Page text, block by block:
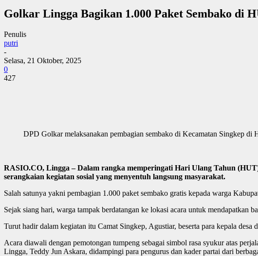
Golkar Lingga Bagikan 1.000 Paket Sembako di
Penulis
putri
-
Selasa, 21 Oktober, 2025
0
427
DPD Golkar melaksanakan pembagian sembako di Kecamatan Singkep
RASIO.CO, Lingga – Dalam rangka memperingati Hari Ulang Tahun
serangkaian kegiatan sosial yang menyentuh langsung masyarakat.
Salah satunya yakni pembagian 1.000 paket sembako gratis kepada warga
Sejak siang hari, warga tampak berdatangan ke lokasi acara untuk mendapatkan
Turut hadir dalam kegiatan itu Camat Singkep, Agustiar, beserta para kepala desa
Acara diawali dengan pemotongan tumpeng sebagai simbol rasa syukur atas
Lingga, Teddy Jun Askara, didampingi para pengurus dan kader partai dari